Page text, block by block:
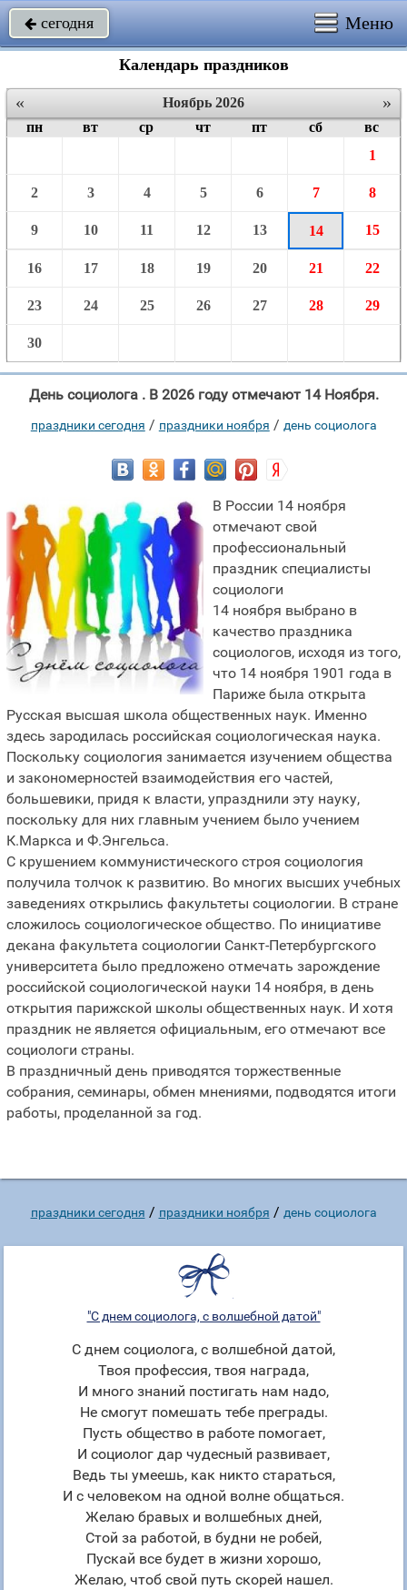
 сегодня Меню
Календарь праздников
« »
Ноябрь 2026
пн
вт ср чт пт сб
вс
1
2 3 4 5 6 7 8
9 10 11 12 13 14 15
16 17 18 19 20 21 22
23 24 25 26 27 28 29
30
День социолога . В 2026 году отмечают 14 Ноября.
праздники сегодня / праздники ноября / день социолога
В России 14 ноября
отмечают свой
профессиональный
праздник специалисты
социологи
14 ноября выбрано в
качество праздника
социологов, исходя из того,
что 14 ноября 1901 года в
Париже была открыта
Русская высшая школа общественных наук. Именно
здесь зародилась российская социологическая наука.
Поскольку социология занимается изучением общества
и закономерностей взаимодействия его частей,
большевики, придя к власти, упразднили эту науку,
поскольку для них главным учением было учением
К.Маркса и Ф.Энгельса.
С крушением коммунистического строя социология
получила толчок к развитию. Во многих высших учебных
заведениях открылись факультеты социологии. В стране
сложилось социологическое общество. По инициативе
декана факультета социологии Санкт-Петербургского
университета было предложено отмечать зарождение
российской социологической науки 14 ноября, в день
открытия парижской школы общественных наук. И хотя
праздник не является официальным, его отмечают все
социологи страны.
В праздничный день приводятся торжественные
собрания, семинары, обмен мнениями, подводятся итоги
работы, проделанной за год.
праздники сегодня / праздники ноября / день социолога
"С днем социолога, с волшебной датой"
С днем социолога, с волшебной датой,
Твоя профессия, твоя награда,
И много знаний постигать нам надо,
Не смогут помешать тебе преграды.
Пусть общество в работе помогает,
И социолог дар чудесный развивает,
Ведь ты умеешь, как никто стараться,
И с человеком на одной волне общаться.
Желаю бравых и волшебных дней,
Стой за работой, в будни не робей,
Пускай все будет в жизни хорошо,
Желаю, чтоб свой путь скорей нашел.